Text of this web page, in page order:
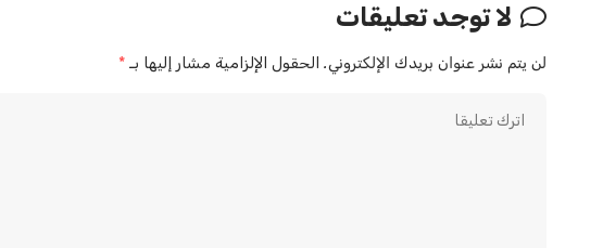
لا توجد تعليقات
لن يتم نشر عنوان بريدك الإلكتروني. الحقول الإلزامية مشار إليها بـ *